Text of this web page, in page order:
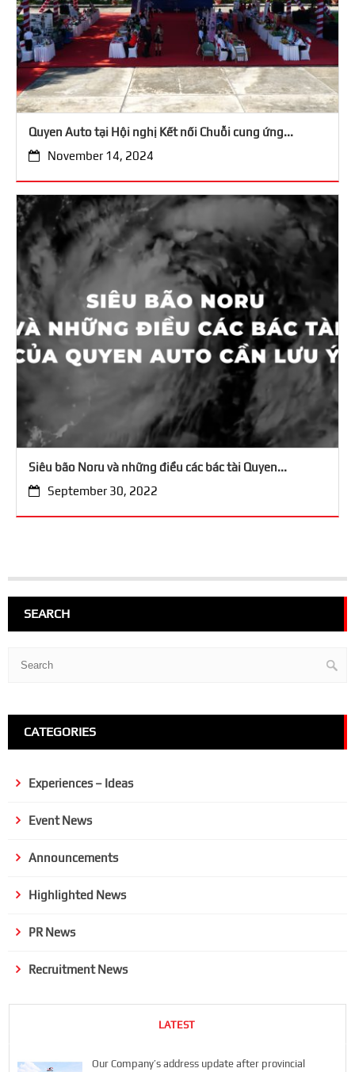
Quyen Auto tại Hội nghị Kết nối Chuỗi cung ứng...
November 14, 2024
Siêu bão Noru và những điều các bác tài Quyen...
September 30, 2022
SEARCH
CATEGORIES
Experiences – Ideas
Event News
Announcements
Highlighted News
PR News
Recruitment News
LATEST
Our Company’s address update after provincial